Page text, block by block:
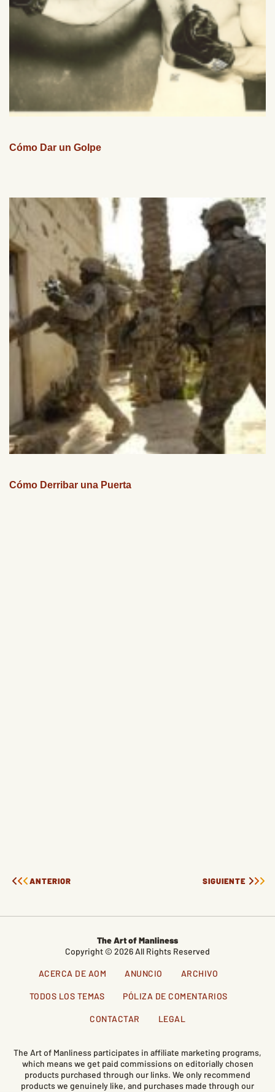
Cómo Dar un Golpe
Cómo Derribar una Puerta
ANTERIOR SIGUIENTE
The Art of Manliness
Copyright © 2026 All Rights Reserved
ACERCA DE AOM ANUNCIO ARCHIVO
TODOS LOS TEMAS PÓLIZA DE COMENTARIOS
CONTACTAR LEGAL
The Art of Manliness participates in affiliate marketing programs,
which means we get paid commissions on editorially chosen
products purchased through our links. We only recommend
products we genuinely like, and purchases made through our